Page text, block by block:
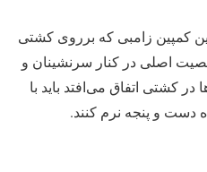
کمپین زامبی که برروی کشتی
می‌افتد٬ چهار شخصیت اصلی در کنار سرنشینان و
کشتی اتفاق می‌افتد باید با
و پنجه نرم کنند.